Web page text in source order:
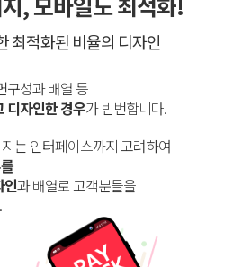
최적화된 비율의 디자인
구성과 배열 등
디자인한 경우가 빈번합니다.
는 인터페이스까지 고려하여
인과 배열로 고객분들을